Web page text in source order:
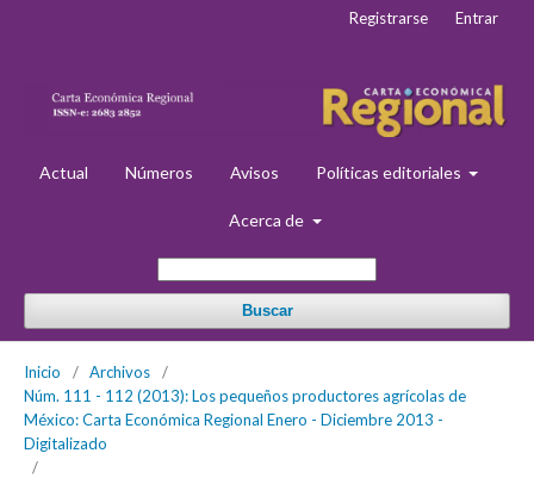
Actual Números Avisos Políticas editoriales
Acerca de
Buscar
Registrarse Entrar
Inicio / Archivos
/
Núm. 111 - 112 (2013): Los pequeños productores agrícolas de
México: Carta Económica Regional Enero - Diciembre 2013 -
Digitalizado
/